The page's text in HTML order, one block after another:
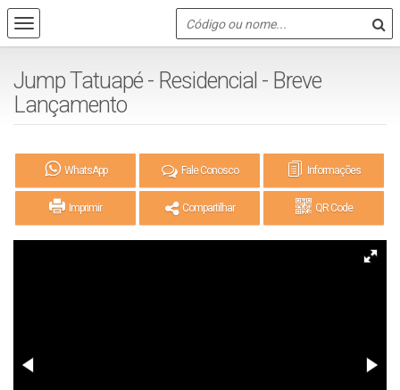
Jump Tatuapé - Residencial - Breve
Lançamento
WhatsApp Fale Conosco Informações
Imprimir Compartilhar QR Code